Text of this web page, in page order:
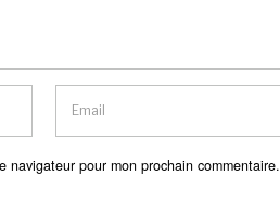
pour mon prochain commentaire.